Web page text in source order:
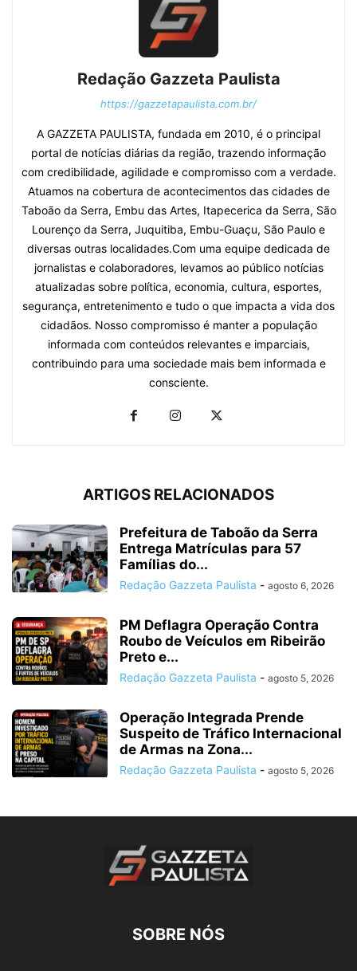
Redação Gazzeta Paulista
https://gazzetapaulista.com.br/
A GAZZETA PAULISTA, fundada em 2010, é o principal
portal de notícias diárias da região, trazendo informação
com credibilidade, agilidade e compromisso com a verdade.
Atuamos na cobertura de acontecimentos das cidades de
Taboão da Serra, Embu das Artes, Itapecerica da Serra, São
Lourenço da Serra, Juquitiba, Embu-Guaçu, São Paulo e
diversas outras localidades.Com uma equipe dedicada de
jornalistas e colaboradores, levamos ao público notícias
atualizadas sobre política, economia, cultura, esportes,
segurança, entretenimento e tudo o que impacta a vida dos
cidadãos. Nosso compromisso é manter a população
informada com conteúdos relevantes e imparciais,
contribuindo para uma sociedade mais bem informada e
consciente.
ARTIGOS RELACIONADOS
Prefeitura de Taboão da Serra
Entrega Matrículas para 57
Famílias do...
Redação Gazzeta Paulista - agosto 6, 2026
PM Deflagra Operação Contra
Roubo de Veículos em Ribeirão
Preto e...
Redação Gazzeta Paulista - agosto 5, 2026
Operação Integrada Prende
Suspeito de Tráfico Internacional
de Armas na Zona...
Redação Gazzeta Paulista - agosto 5, 2026
SOBRE NÓS